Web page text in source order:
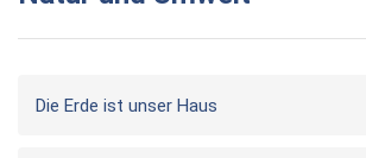
Die Erde ist unser Haus